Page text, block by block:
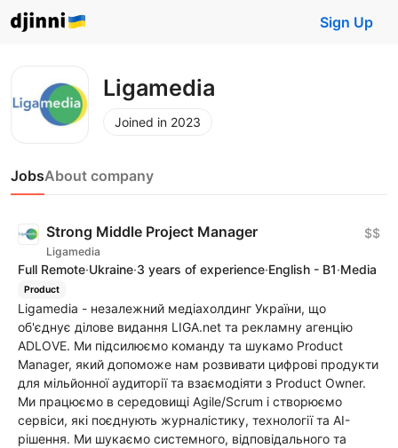
Sign Up
Ligamedia
Joined in 2023
JobsAbout company
Strong Middle Project Manager
Ligamedia
$$
Full Remote·Ukraine·3 years of experience·English - B1·Media
Product
Ligamedia - незалежний медіахолдинг України, що
об'єднує ділове видання LIGA.net та рекламну агенцію
ADLOVE. Ми підсилюємо команду та шукамо Product
Manager, який допоможе нам розвивати цифрові продукти
для мільйонної аудиторії та взаємодiяти з Product Owner.
Ми працюємо в середовищі Agile/Scrum і створюємо
сервіси, які поєднують журналістику, технології та AI-
рішення. Ми шукаємо системного, відповідального та